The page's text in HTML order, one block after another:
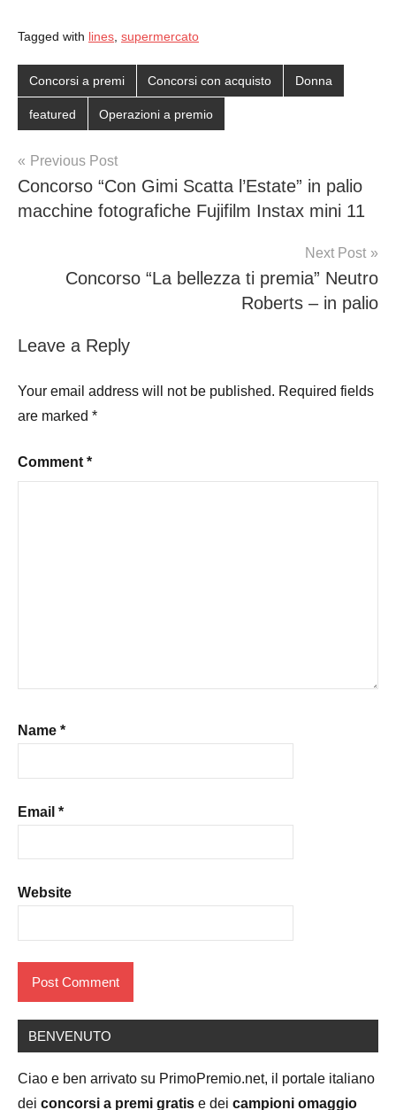
Tagged with lines supermercato
Concorsi a premi Concorsi con acquisto Donna
featured Operazioni a premio
Post
navigation
Previous Post
Concorso “Con Gimi Scatta l’Estate” in palio
macchine fotografiche Fujifilm Instax mini 11
Next Post
Concorso “La bellezza ti premia” Neutro
Roberts – in palio
Leave a Reply
Your email address will not be published. Required fields
are marked *
Comment *
Name *
Email *
Website
BENVENUTO
Ciao e ben arrivato su PrimoPremio.net, il portale italiano
dei concorsi a premi gratis e dei campioni omaggio